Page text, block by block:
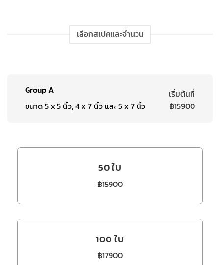
เลือกสเปคและจำนวน
Group A
ขนาด 5 x 5 นิ้ว, 4 x 7 นิ้ว และ 5 x 7 นิ้ว
เริ่มต้นที่
฿15900
50 ใบ
฿15900
100 ใบ
฿17900